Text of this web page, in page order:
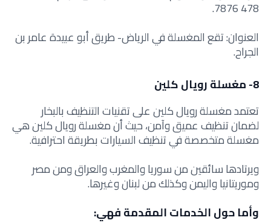
478 7876.
العنوان: تقع المغسلة في الرياض- طريق أبو عبيدة عامر بن
الجراح.
8- مغسلة رويال كلين
تعتمد مغسلة رويال كلين على تقنيات التنظيف بالبخار
لضمان تنظيف عميق وآمن، حيث أن مغسلة رويال كلين هي
مغسلة متخصصة في تنظيف السيارات بطريقة احترافية.
ويرتادها سائقين من سوريا والمغرب والعراق ومن مصر
وموريتانيا واليمن وكذلك من لبنان وغيرها.
وأما حول الخدمات المقدمة فهي: